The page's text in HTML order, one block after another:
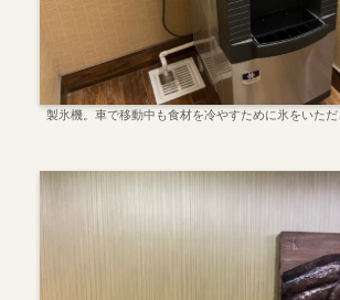
製氷機。車で移動中も食材を冷やすために氷をいただ